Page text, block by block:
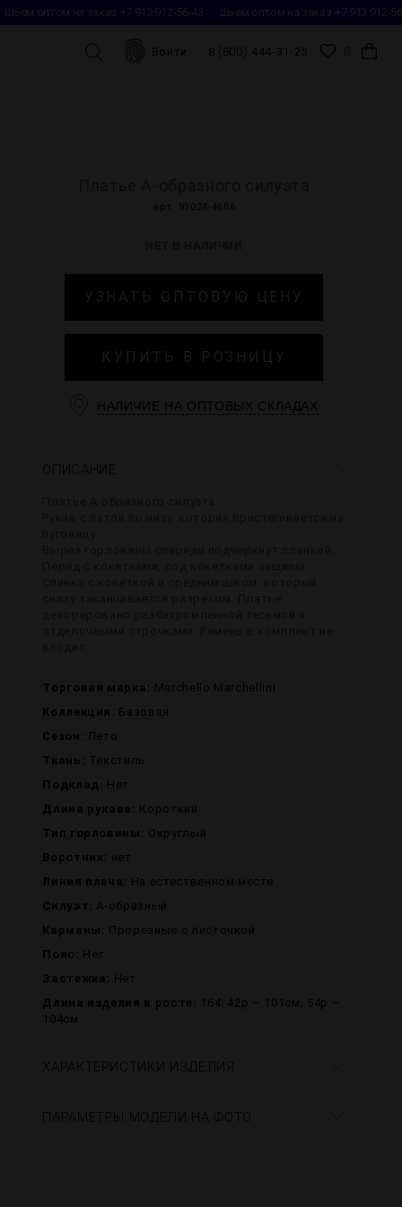
оптом на заказ +7 913 912-56-43 Шьем оптом на заказ +7 913 912-56-
Войти 8 (800) 444-31-25
арт. 91024-4686
УЗНАТЬ ОПТОВУЮ ЦЕНУ
КУПИТЬ В РОЗНИЦУ
НАЛИЧИЕ НА ОПТОВЫХ СКЛАДАХ
Торговая марка:
Marchello Marchellini
Коллекция:
Базовая
Сезон:
Лето
Ткань:
Текстиль
Подклад:
Нет
Длина рукава:
Короткий
Тип горловины:
Округлый
Воротник:
нет
Линия плеча:
На естественном месте
Силуэт:
А-образный
Карманы:
Прорезные с листочкой
Пояс:
Нет
Застежка:
Нет
Длина изделия в росте:
164: 42р – 101см; 54р –
104см.
ХАРАКТЕРИСТИКИ ИЗДЕЛИЯ
ПАРАМЕТРЫ МОДЕЛИ НА ФОТО